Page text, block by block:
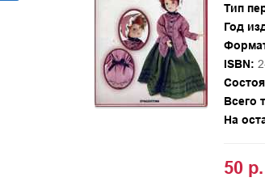
Тип
Год
ISBN:
Всего
На
50 р.